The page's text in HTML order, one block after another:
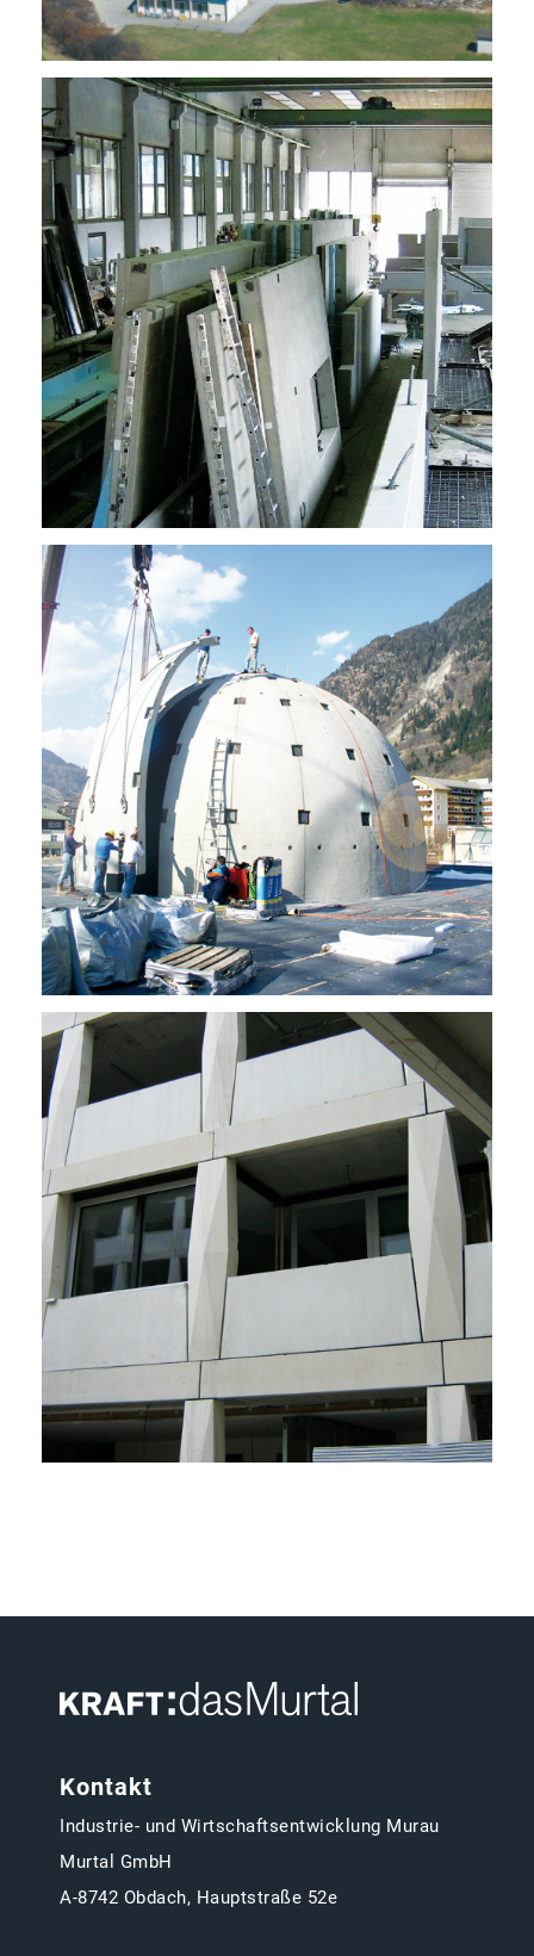
Kontakt
Industrie- und Wirtschaftsentwicklung Murau
Murtal GmbH
A-8742 Obdach, Hauptstraße 52e